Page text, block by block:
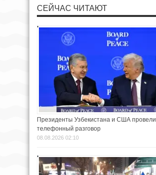
СЕЙЧАС ЧИТАЮТ
Президенты Узбекистана и США провели
телефонный разговор
08.08.2026 02:10